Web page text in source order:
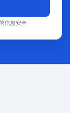
信息安全